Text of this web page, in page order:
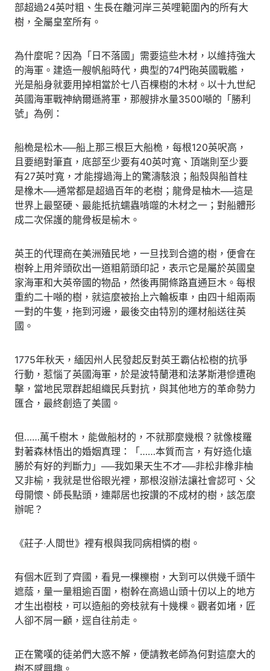
部超過24英吋粗、生長在離河岸三英哩範圍內的所有大
樹，全屬皇室所有。
為什麼呢？因為「日不落國」需要這些木材，以維持強大
的海軍。建造一艘帆船時代，典型的74門砲英國戰艦，
光是船身就要用掉相當於七八百棵樹的木材。以十九世紀
英國海軍戰神納爾遜將軍，那艘排水量3500噸的「勝利
號」為例：
船桅是松木──船上那三根巨大船桅，每根120英呎高，
且要絕對筆直，底部至少要有40英吋寬、頂端則至少要
有27英吋寬，才能撐過海上的驚濤駭浪；船殼與船首柱
是橡木──通常都是超過百年的老樹；龍骨是柚木──這是
世界上最堅硬、最能抵抗蠕蟲啃噬的木材之一；對船體形
成二次保護的龍骨板是榆木。
英王的代理商在美洲殖民地，一旦找到合適的樹，便會在
樹幹上用斧頭砍出一道粗箭頭印記，表示它是屬於英國皇
家海軍和大英帝國的物品，然後再開條路直通巨木。每根
重約二十噸的樹，就這麼被抬上六輪板車，由四十組兩兩
一對的牛隻，拖到河邊，最後交由特別的運材船送往英
國。
1775年秋天，緬因州人民發起反對英王霸佔松樹的抗爭
行動，惹惱了英國海軍，於是波特蘭港和法茅斯港慘遭砲
擊，當地民眾群起組織民兵對抗，與其他地方的革命勢力
匯合，最終創造了美國。
但……萬千樹木，能做船材的，不就那麼幾根？就像梭羅
對著森林悟出的婚姻真理：「……本質而言，有好造化遠
勝於有好的判斷力」──我如果天生不才──非松非橡非柚
又非榆，我就是世俗眼光裡，那根沒辦法讓社會認可、父
母開懷、師長點頭，連鄰居也按讚的不成材的樹，該怎麼
辦呢？
《莊子‧人間世》裡有根與我同病相憐的樹。
有個木匠到了齊國，看見一棵櫟樹，大到可以供幾千頭牛
遮蔭，量一量粗逾百圍，樹幹在高過山頭十仞以上的地方
才生出樹枝，可以造船的旁枝就有十幾棵。觀者如堵，匠
人卻不屑一顧，逕自往前走。
正在驚嘆的徒弟們大惑不解，便請教老師為何對這麼大的
樹不感興趣。